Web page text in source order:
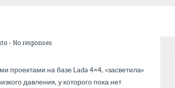
- No responses
проектами на базе Lada 4×4, «засветила»
давления, у которого пока нет